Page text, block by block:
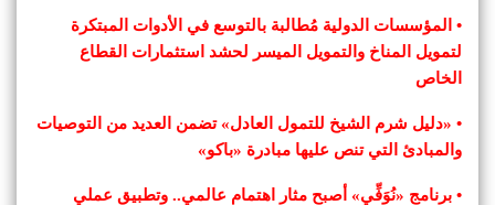
• المؤسسات الدولية مُطالبة بالتوسع في الأدوات المبتكرة
لتمويل المناخ والتمويل الميسر لحشد استثمارات القطاع
الخاص
• «دليل شرم الشيخ للتمول العادل» تضمن العديد من التوصيات
والمبادئ التي تنص عليها مبادرة «باكو»
• برنامج «نُوَفِّي» أصبح مثار اهتمام عالمي.. وتطبيق عملي